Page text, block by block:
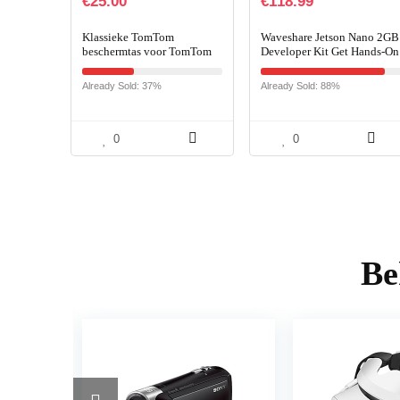
Klassieke TomTom
beschermtas voor TomTom
6-inch navigatiesystemen
(bijvoorbeeld: TomTom
Start, Via, GO, Trucker,
Already Sold: 37%
0
Waveshare Jetson Nano 2GB
Developer Kit Get Hands-On
With AI And Robotics
Already Sold: 88%
0